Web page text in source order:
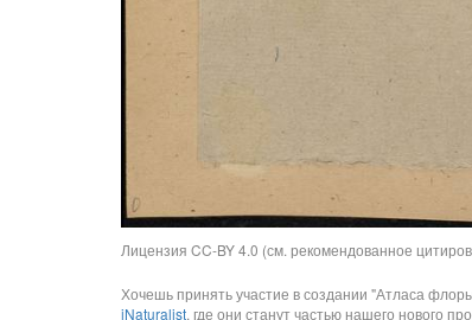
Лицензия CC-BY 4.0 (см. рекомендованное
Хочешь принять участие в создании "Атласа
iNaturalist, где они станут частью нашего нового